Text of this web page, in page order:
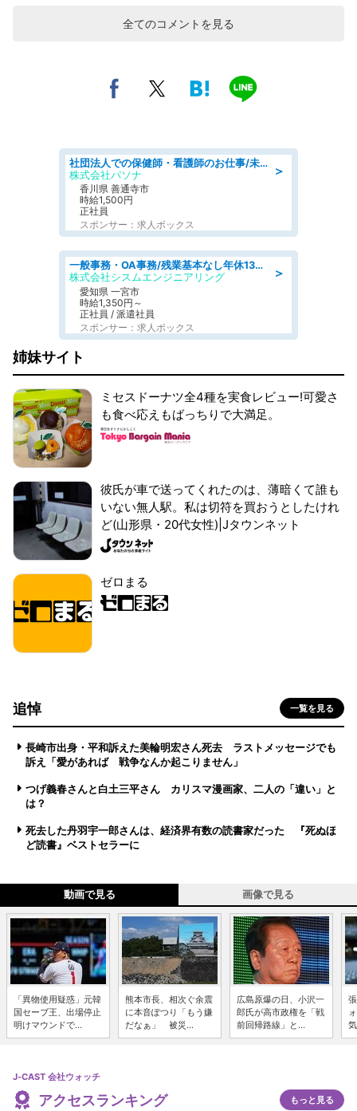
全てのコメントを見る
＞
社団法人での保健師・看護師のお仕事/未経験OK/要資格:普通免許、保健師、正看護師
株式会社パソナ
香川県 善通寺市
時給1,500円
正社員
スポンサー：求人ボックス
＞
一般事務・OA事務/残業基本なし年休130日社保完備の一般・調達事務
株式会社シスムエンジニアリング
愛知県 一宮市
時給1,350円～
正社員 / 派遣社員
スポンサー：求人ボックス
姉妹サイト
ミセスドーナツ全4種を実食レビュー!可愛さ
も食べ応えもばっちりで大満足。
彼氏が車で送ってくれたのは、薄暗くて誰も
いない無人駅。私は切符を買おうとしたけれ
ど(山形県・20代女性)|Jタウンネット
ゼロまる
追悼 一覧を見る
長崎市出身・平和訴えた美輪明宏さん死去 ラストメッセージでも
訴え「愛があれば 戦争なんか起こりません」
つげ義春さんと白土三平さん カリスマ漫画家、二人の「違い」と
は？
死去した丹羽宇一郎さんは、経済界有数の読書家だった 『死ぬほ
ど読書』ベストセラーに
動画で見る 画像で見る
「異物使用疑惑」元韓
国セーブ王、出場停止
明けマウンドで...
熊本市長、相次ぐ余震
に本音ぽつり「もう嫌
だなぁ」 被災...
広島原爆の日、小沢一
郎氏が高市政権を「戦
前回帰路線」と...
J-CAST 会社ウォッチ
アクセスランキング もっと見る